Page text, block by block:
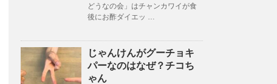
どうなの会」はチャンカワイが食
後にお酢ダイエッ …
じゃんけんがグーチョキ
パーなのはなぜ？チコち
ゃん